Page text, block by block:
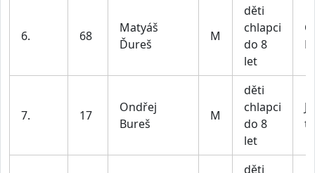
6. 68
Matyáš
Ďureš
M
děti
chlapci
do 8
let
7. 17
Ondřej
Bureš
M
děti
chlapci
do 8
let
děti